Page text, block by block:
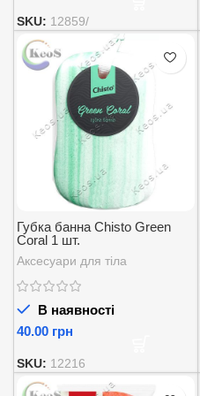
SKU: 12859/
Губка банна Chisto Green
Coral 1 шт.
Аксесуари для тіла
В наявності
грн
SKU: 12216